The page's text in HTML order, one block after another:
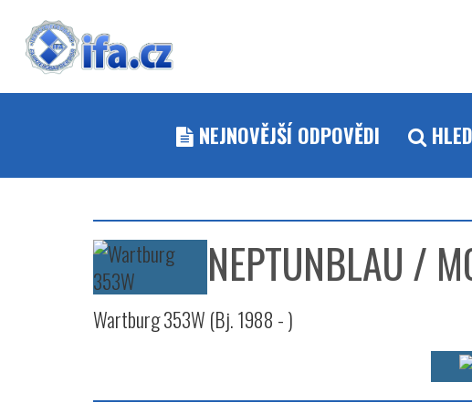
NEJNOVĚJŠÍ ODPOVĚDI
NEPTUNBLAU /
Wartburg 353W (Bj. 1988 - )